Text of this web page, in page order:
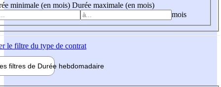
minimale (en mois) Durée maximale (en mois)
mois
le filtre du type de contrat
filtres de Durée hebdomadaire